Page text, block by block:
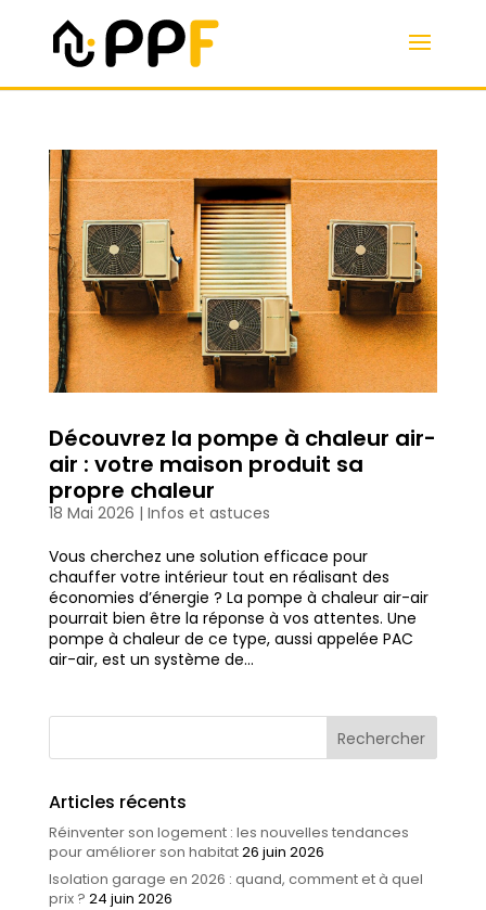
Découvrez la pompe à chaleur air-
air : votre maison produit sa
propre chaleur
18 Mai 2026 | Infos et astuces
Vous cherchez une solution efficace pour
chauffer votre intérieur tout en réalisant des
économies d’énergie ? La pompe à chaleur air-air
pourrait bien être la réponse à vos attentes. Une
pompe à chaleur de ce type, aussi appelée PAC
air-air, est un système de...
Articles récents
Réinventer son logement : les nouvelles tendances
pour améliorer son habitat26 juin 2026
Isolation garage en 2026 : quand, comment et à quel
prix ? 24 juin 2026